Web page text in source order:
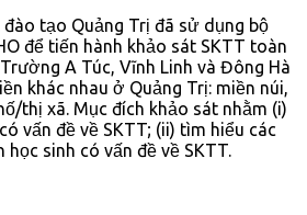
đào tạo Quảng Trị đã sử dụng bộ
để tiến hành khảo sát SKTT toàn
A Túc, Vĩnh Linh và Đông Hà
khác nhau ở Quảng Trị: miền núi,
thị xã. Mục đích khảo sát nhằm (i)
vấn đề về SKTT; (ii) tìm hiểu các
sinh có vấn đề về SKTT.